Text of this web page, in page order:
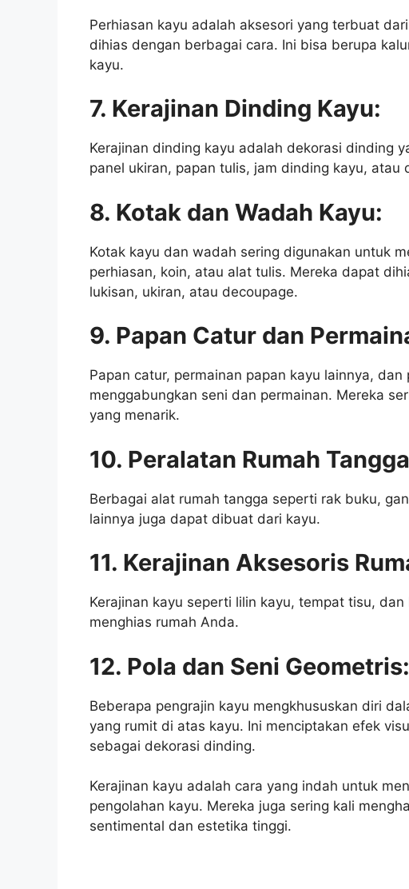
Perhiasan kayu adalah aksesori yang terbuat
dihias dengan berbagai cara. Ini bisa berupa
kayu.
7. Kerajinan Dinding Kayu:
Kerajinan dinding kayu adalah dekorasi dinding
panel ukiran, papan tulis, jam dinding kayu, atau
8. Kotak dan Wadah Kayu:
Kotak kayu dan wadah sering digunakan untuk
perhiasan, koin, atau alat tulis. Mereka dapat
lukisan, ukiran, atau decoupage.
9. Papan Catur dan
Papan catur, permainan papan kayu lainnya,
menggabungkan seni dan permainan. Mereka
yang menarik.
10. Peralatan Rumah
Berbagai alat rumah tangga seperti rak buku,
lainnya juga dapat dibuat dari kayu.
11. Kerajinan Aksesoris
Kerajinan kayu seperti lilin kayu, tempat tisu,
menghias rumah Anda.
12. Pola dan Seni Geometris:
Beberapa pengrajin kayu mengkhususkan diri
yang rumit di atas kayu. Ini menciptakan efek
sebagai dekorasi dinding.
Kerajinan kayu adalah cara yang indah untuk
pengolahan kayu. Mereka juga sering kali
sentimental dan estetika tinggi.